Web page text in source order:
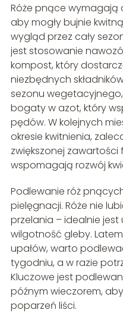
Róże pnące
aby mogły bujnie
wygląd przez cały
jest stosowanie
kompost, który
niezbędnych
sezonu
bogaty w azot, który
pędów. W kolejnych
okresie kwitnienia,
zwiększonej
wspomagają rozwój
Podlewanie róż
pielęgnacji. Róże nie
przelania – idealnie jest
wilgotność gleby.
upałów, warto
tygodniu, a w razie
Kluczowe jest
późnym wieczorem,
poparzeń liści.